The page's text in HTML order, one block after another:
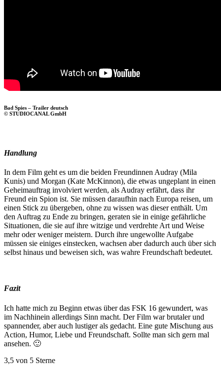
Bad Spies – Trailer deutsch
© STUDIOCANAL GmbH
Handlung
In dem Film geht es um die beiden Freundinnen Audray (Mila
Kunis) und Morgan (Kate McKinnon), die etwas ungeplant in einen
Geheimauftrag involviert werden, als Audray erfährt, dass ihr
Freund ein Spion ist. Sie müssen daraufhin nach Europa reisen, um
einen Stick zu übergeben, ohne zu wissen was dieser enthält. Um
den Auftrag zu Ende zu bringen, geraten sie in einige gefährliche
Situationen, die sie auf ihre witzige und verdrehte Art und Weise
mehr oder weniger meistern. Durch ihre ungewollte Aufgabe
müssen sie einiges einstecken, wachsen aber dadurch auch über sich
selbst hinaus und beweisen sich, was wahre Freundschaft bedeutet.
Fazit
Ich hatte mich zu Beginn etwas über das FSK 16 gewundert, was
im Nachhinein allerdings Sinn macht. Der Film war brutaler und
spannender, aber auch lustiger als gedacht. Eine gute Mischung aus
Action, Humor, Liebe und Freundschaft. Sollte man sich gern mal
ansehen. 🙂
3,5 von 5 Sterne